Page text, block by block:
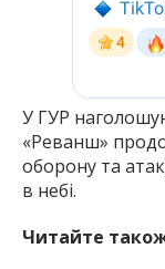
У ГУР
«Реванш»
оборону та
в небі.
Читайте